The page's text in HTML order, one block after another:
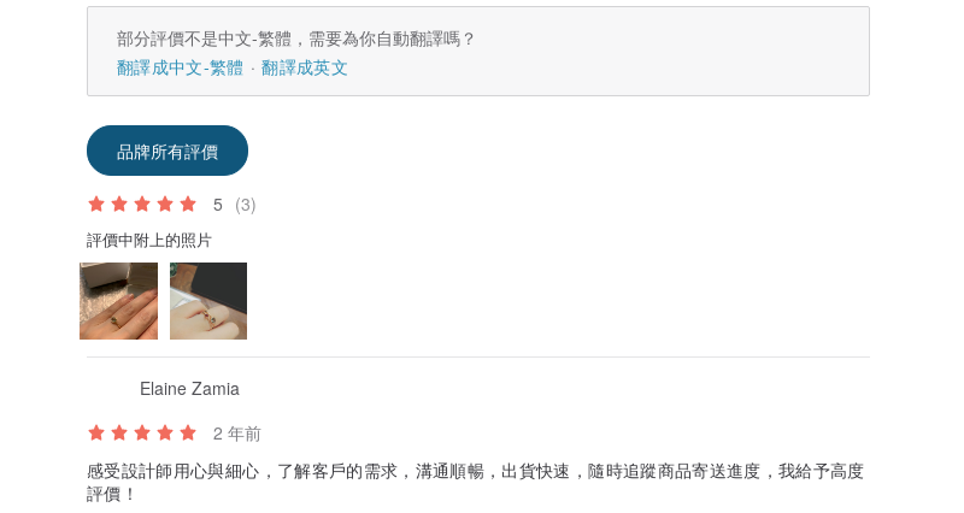
2) 把戒指平放在桌面上，用直尺測量它的內徑。注意, 必須是"內徑"。然後把讀數對應下圖的港圏戒
指尺寸表。
注1 - 若沒有適合戒指作為量度的話，沒有關係，請聯絡我們。我們有另一套方法直接量度手指尺寸
以供參考。
注2 - 如果您在我們的設計館找不到您想要的戒指尺寸，請聯絡我們。所有Meselfes產品都是定制
的，您可以訂購任何尺寸。請留意若戒指尺寸大於港圏#13 (請參考以上的港圏戒指尺寸表)，會有額
外的18K金材料費用。
/ 定制商品 /
部分評價不是中文-繁體，需要為你自動翻譯嗎？
翻譯成中文-繁體
翻譯成英文
品牌所有評價
5 (3)
評價中附上的照片
Elaine Zamia
2 年前
感受設計師用心與細心，了解客戶的需求，溝通順暢，出貨快速，隨時追蹤商品寄送進度，我給予高度
評價！